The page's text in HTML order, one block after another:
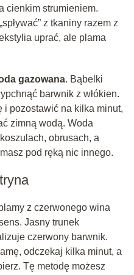
cienkim strumieniem.
z tkaniny razem z
uprać, ale plama
gazowana. Bąbelki
barwnik z włókien.
i pozostawić na kilka minut,
zimną wodą. Woda
obrusach, a
pod ręką nic innego.
z czerwonego wina
Jasny trunek
czerwony barwnik.
odczekaj kilka minut, a
Tę metodę możesz